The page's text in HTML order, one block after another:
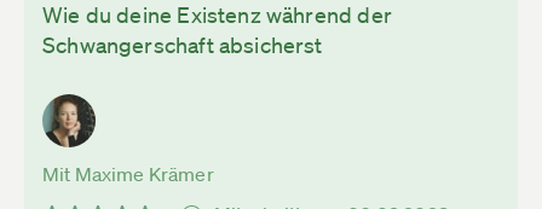
Wie du deine Existenz während der
Schwangerschaft absicherst
Mit Maxime Krämer